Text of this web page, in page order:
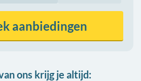
aanbiedingen
ons krijg je altijd: